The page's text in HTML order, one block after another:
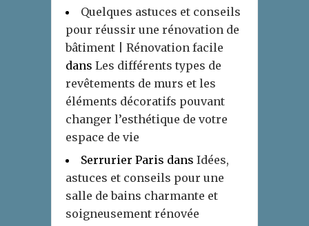
Quelques astuces et conseils
pour réussir une rénovation de
bâtiment | Rénovation facile
dans Les différents types de
revêtements de murs et les
éléments décoratifs pouvant
changer l’esthétique de votre
espace de vie
Serrurier Paris dans Idées,
astuces et conseils pour une
salle de bains charmante et
soigneusement rénovée